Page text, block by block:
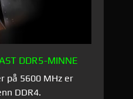
DDR5-MINNE
på 5600 MHz er
DDR4.